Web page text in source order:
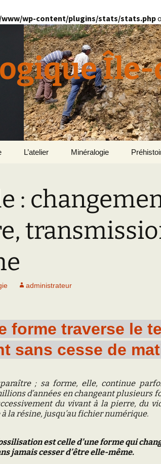
wp-content/plugins/stats/stats.php
Géomorphologie du
Bassin parisien
Paléogéographie* du
Bassin parisien
Transgression/Régression
marine
Documentation pour la
BP
Le Domaine de Grignon
Exposition permanente
et Galerie de Photos
25 mai 2014 : Les 25
Grignon menacé !!
l’Equipe
Documentation réunions
Les Travaux des
Equipiers
L’atelier Minéralogie
Pétrographie
:
administrateur
forme traverse le
sans cesse de
; sa forme, elle, continue
d’années en changeant plusieurs
du vivant à la pierre, du
la résine, jusqu’au fichier numérique.
est celle d’une forme qui
jamais cesser d’être elle-même.